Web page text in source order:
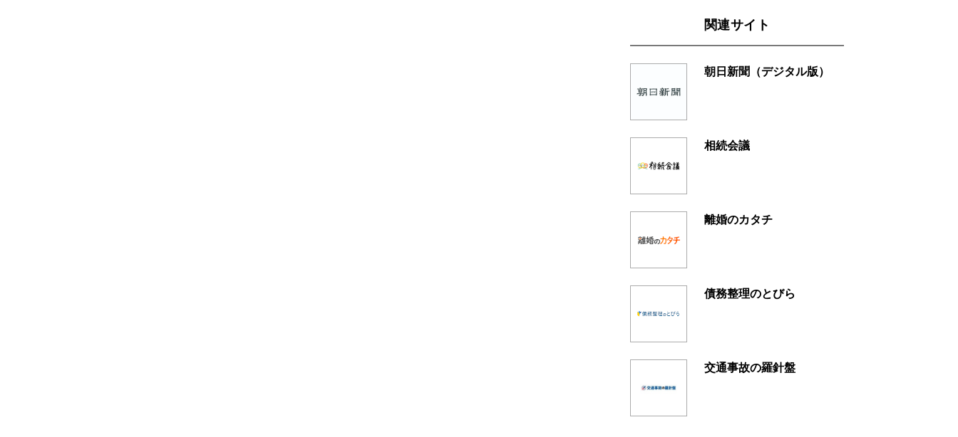
関連サイト
朝日新聞（デジタル版）
相続会議
離婚のカタチ
債務整理のとびら
交通事故の羅針盤